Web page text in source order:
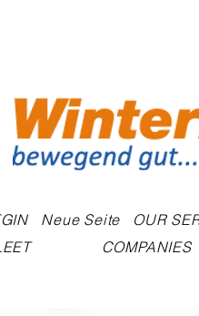
Neue Seite OUR
COMPANIES